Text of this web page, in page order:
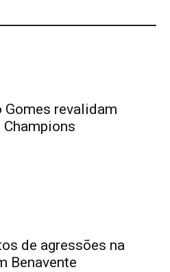
Gomes revalidam
de agressões na
Benavente